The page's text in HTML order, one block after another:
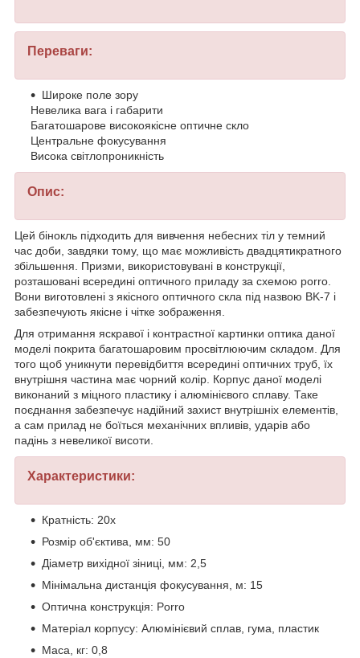
Переваги:
Широке поле зору
Невелика вага і габарити
Багатошарове високоякісне оптичне скло
Центральне фокусування
Висока світлопроникність
Опис:
Цей бінокль підходить для вивчення небесних тіл у темний
час доби, завдяки тому, що має можливість двадцятикратного
збільшення. Призми, використовувані в конструкції,
розташовані всередині оптичного приладу за схемою porro.
Вони виготовлені з якісного оптичного скла під назвою BK-7 і
забезпечують якісне і чітке зображення.
Для отримання яскравої і контрастної картинки оптика даної
моделі покрита багатошаровим просвітлюючим складом. Для
того щоб уникнути перевідбиття всередині оптичних труб, їх
внутрішня частина має чорний колір. Корпус даної моделі
виконаний з міцного пластику і алюмінієвого сплаву. Таке
поєднання забезпечує надійний захист внутрішніх елементів,
а сам прилад не боїться механічних впливів, ударів або
падінь з невеликої висоти.
Характеристики:
Кратність: 20x
Розмір об'єктива, мм: 50
Діаметр вихідної зіниці, мм: 2,5
Мінімальна дистанція фокусування, м: 15
Оптична конструкція: Porro
Матеріал корпусу: Алюмінієвий сплав, гума, пластик
Маса, кг: 0,8